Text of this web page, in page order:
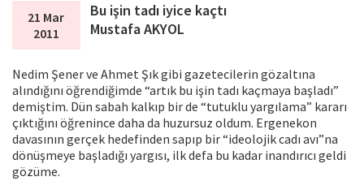
21 Mar
2011
Bu işin tadı iyice kaçtı
Mustafa AKYOL
Nedim Şener ve Ahmet Şık gibi gazetecilerin gözaltına
alındığını öğrendiğimde “artık bu işin tadı kaçmaya başladı”
demiştim. Dün sabah kalkıp bir de “tutuklu yargılama” kararı
çıktığını öğrenince daha da huzursuz oldum. Ergenekon
davasının gerçek hedefinden sapıp bir “ideolojik cadı avı”na
dönüşmeye başladığı yargısı, ilk defa bu kadar inandırıcı geldi
gözüme.